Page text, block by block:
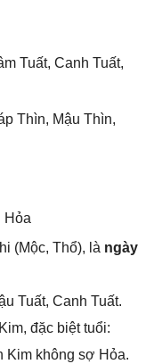
Tuất, Canh Tuất,
Thìn, Mậu Thìn,
Hỏa
(Mộc, Thổ), là ngày
Tuất, Canh Tuất.
đặc biệt tuổi:
Kim khônɡ ѕợ Hỏa.